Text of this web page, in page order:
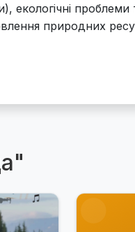
проблеми
природних